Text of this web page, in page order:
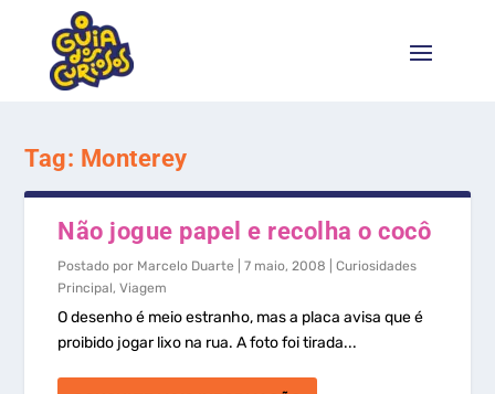
Tag: Monterey
Não jogue papel e recolha o cocô
Postado por Marcelo Duarte |7 maio, 2008 |Curiosidades
Principal,Viagem
O desenho é meio estranho, mas a placa avisa que é
proibido jogar lixo na rua. A foto foi tirada...